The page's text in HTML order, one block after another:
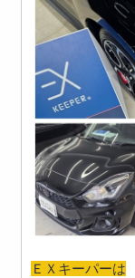
ＥＸキーパーは